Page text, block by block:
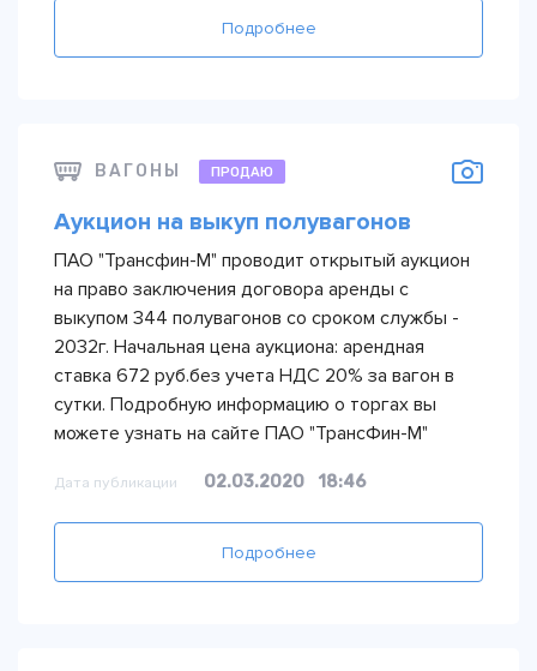
Подробнее
ВАГОНЫ ПРОДАЮ
Аукцион на выкуп полувагонов
ПАО "Трансфин-М" проводит открытый аукцион
на право заключения договора аренды с
выкупом 344 полувагонов со сроком службы -
2032г. Начальная цена аукциона: арендная
ставка 672 руб.без учета НДС 20% за вагон в
сутки. Подробную информацию о торгах вы
можете узнать на сайте ПАО "ТрансФин-М"
Дата публикации 02.03.2020 18:46
Подробнее